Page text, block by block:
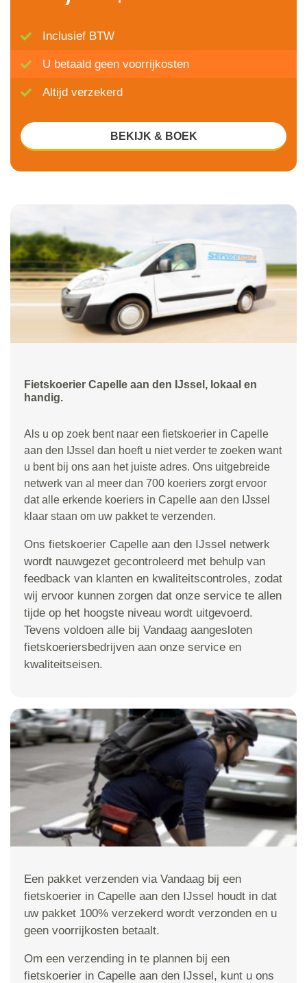
Fietskoerier Capelle aan den IJssel, lokaal en
handig.
Als u op zoek bent naar een fietskoerier in Capelle
aan den IJssel dan hoeft u niet verder te zoeken want
u bent bij ons aan het juiste adres. Ons uitgebreide
netwerk van al meer dan 700 koeriers zorgt ervoor
dat alle erkende koeriers in Capelle aan den IJssel
klaar staan om uw pakket te verzenden.
Ons fietskoerier Capelle aan den IJssel netwerk
wordt nauwgezet gecontroleerd met behulp van
feedback van klanten en kwaliteitscontroles, zodat
wij ervoor kunnen zorgen dat onze service te allen
tijde op het hoogste niveau wordt uitgevoerd.
Tevens voldoen alle bij Vandaag aangesloten
fietskoeriersbedrijven aan onze service en
kwaliteitseisen.
Inclusief BTW
U betaald geen voorrijkosten
Altijd verzekerd
BEKIJK & BOEK
Een pakket verzenden via Vandaag bij een
fietskoerier in Capelle aan den IJssel houdt in dat
uw pakket 100% verzekerd wordt verzonden en u
geen voorrijkosten betaalt.
Om een verzending in te plannen bij een
fietskoerier in Capelle aan den IJssel, kunt u ons